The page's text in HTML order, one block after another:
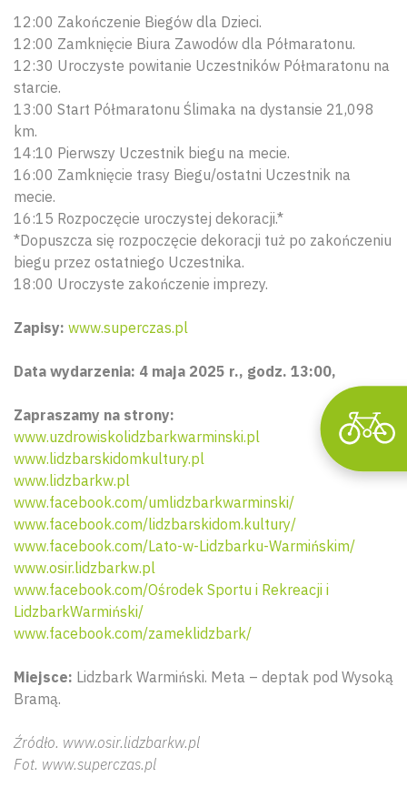
12:00 Zakończenie Biegów dla Dzieci.
12:00 Zamknięcie Biura Zawodów dla Półmaratonu.
12:30 Uroczyste powitanie Uczestników Półmaratonu na
starcie.
13:00 Start Półmaratonu Ślimaka na dystansie 21,098
km.
14:10 Pierwszy Uczestnik biegu na mecie.
16:00 Zamknięcie trasy Biegu/ostatni Uczestnik na
mecie.
16:15 Rozpoczęcie uroczystej dekoracji.*
*Dopuszcza się rozpoczęcie dekoracji tuż po zakończeniu
biegu przez ostatniego Uczestnika.
18:00 Uroczyste zakończenie imprezy.
Zapisy: www.superczas.pl
Data wydarzenia: 4 maja 2025 r., godz. 13:00,
Zapraszamy na strony:
www.uzdrowiskolidzbarkwarminski.pl
www.lidzbarskidomkultury.pl
www.lidzbarkw.pl
www.facebook.com/umlidzbarkwarminski/
www.facebook.com/lidzbarskidom.kultury/
www.facebook.com/Lato-w-Lidzbarku-Warmińskim/
www.osir.lidzbarkw.pl
www.facebook.com/Ośrodek Sportu i Rekreacji i
LidzbarkWarmiński/
www.facebook.com/zameklidzbark/
Miejsce: Lidzbark Warmiński. Meta – deptak pod Wysoką
Bramą.
Źródło. www.osir.lidzbarkw.pl
Fot. www.superczas.pl